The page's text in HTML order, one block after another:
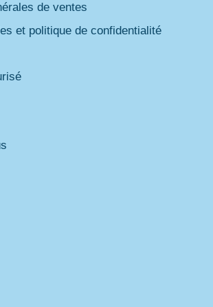
de ventes
et politique de confidentialité